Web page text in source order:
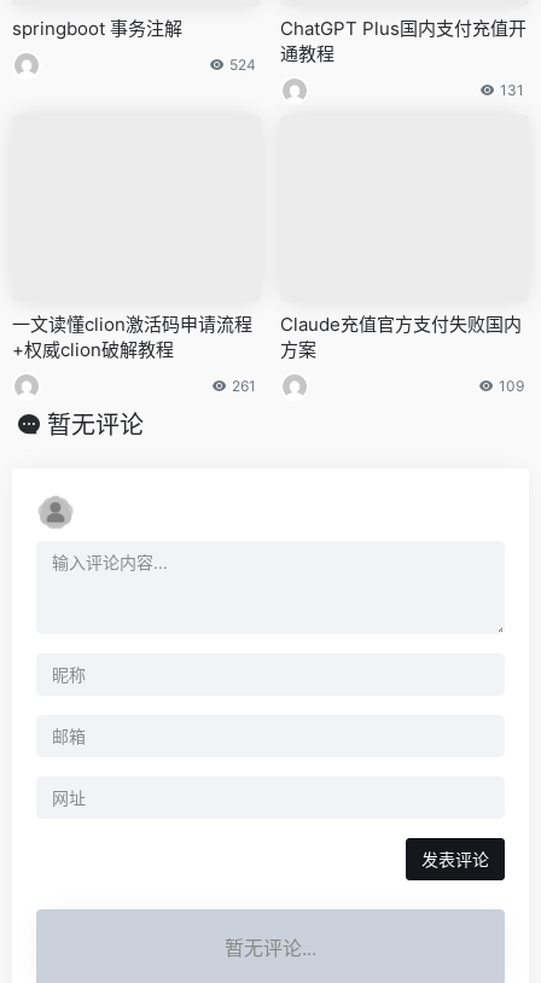
springboot 事务注解
524
ChatGPT Plus国内支付充值开
通教程
131
一文读懂clion激活码申请流程
+权威clion破解教程
261
Claude充值官方支付失败国内
方案
109
暂无评论
暂无评论...